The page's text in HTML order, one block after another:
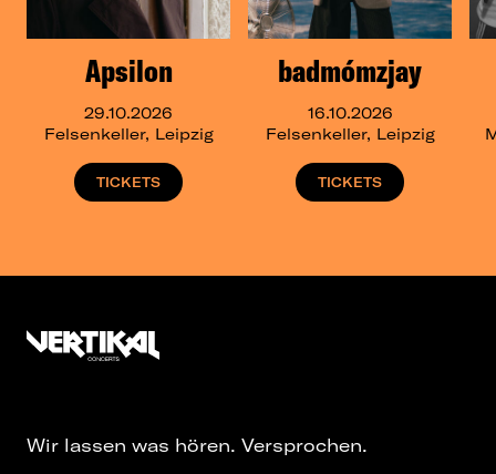
Apsilon
29.10.2026
Felsenkeller, Leipzig
TICKETS
badmómzjay
16.10.2026
Felsenkeller, Leipzig
TICKETS
Wir lassen was hören. Versprochen.